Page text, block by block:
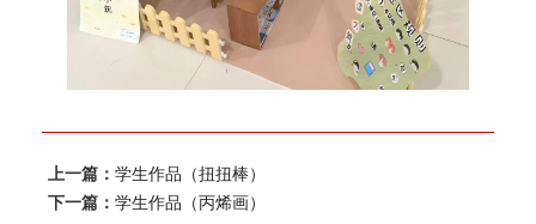
上一篇： 学生作品（扭扭棒）
下一篇： 学生作品（丙烯画）